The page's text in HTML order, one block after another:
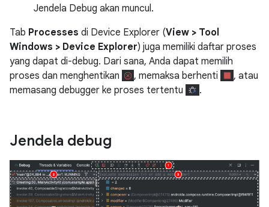
Jendela Debug akan muncul.
Tab Processes di Device Explorer (View > Tool
Windows > Device Explorer) juga memiliki daftar proses
yang dapat di-debug. Dari sana, Anda dapat memilih
proses dan menghentikan
, memaksa berhenti
, atau
memasang debugger ke proses tertentu
.
Jendela debug